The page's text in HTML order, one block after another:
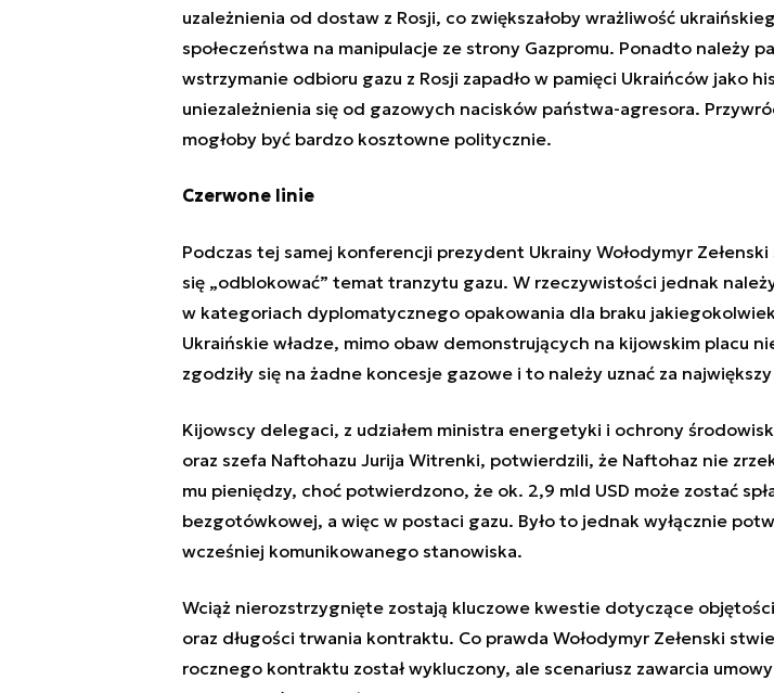
uzależnienia od dostaw z Rosji, co zwiększałoby wrażliwość
społeczeństwa na manipulacje ze strony Gazpromu. Ponadto należy
wstrzymanie odbioru gazu z Rosji zapadło w pamięci Ukraińców jako
uniezależnienia się od gazowych nacisków państwa-agresora.
mogłoby być bardzo kosztowne politycznie.
Czerwone linie
Podczas tej samej konferencji prezydent Ukrainy Wołodymyr Zełenski
się „odblokować” temat tranzytu gazu. W rzeczywistości jednak
w kategoriach dyplomatycznego opakowania dla braku
Ukraińskie władze, mimo obaw demonstrujących na kijowskim placu
zgodziły się na żadne koncesje gazowe i to należy uznać za
Kijowscy delegaci, z udziałem ministra energetyki i ochrony
oraz szefa Naftohazu Jurija Witrenki, potwierdzili, że Naftohaz nie
mu pieniędzy, choć potwierdzono, że ok. 2,9 mld USD może zostać
bezgotówkowej, a więc w postaci gazu. Było to jednak wyłącznie
wcześniej komunikowanego stanowiska.
Wciąż nierozstrzygnięte zostają kluczowe kwestie dotyczące
oraz długości trwania kontraktu. Co prawda Wołodymyr Zełenski
rocznego kontraktu został wykluczony, ale scenariusz zawarcia